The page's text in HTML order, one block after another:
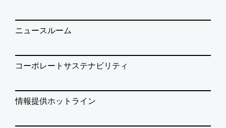
ニュースルーム
コーポレートサステナビリティ
情報提供ホットライン